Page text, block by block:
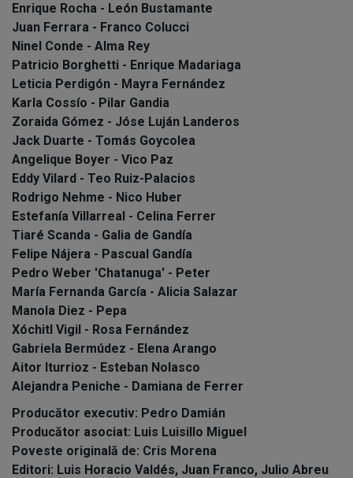
Enrique Rocha - León Bustamante
Juan Ferrara - Franco Colucci
Ninel Conde - Alma Rey
Patricio Borghetti - Enrique Madariaga
Leticia Perdigón - Mayra Fernández
Karla Cossío - Pilar Gandia
Zoraida Gómez - Jóse Luján Landeros
Jack Duarte - Tomás Goycolea
Angelique Boyer - Vico Paz
Eddy Vilard - Teo Ruiz-Palacios
Rodrigo Nehme - Nico Huber
Estefanía Villarreal - Celina Ferrer
Tiaré Scanda - Galia de Gandía
Felipe Nájera - Pascual Gandía
Pedro Weber 'Chatanuga' - Peter
María Fernanda García - Alicia Salazar
Manola Diez - Pepa
Xóchitl Vigil - Rosa Fernández
Gabriela Bermúdez - Elena Arango
Aitor Iturrioz - Esteban Nolasco
Alejandra Peniche - Damiana de Ferrer
Producător executiv: Pedro Damián
Producător asociat: Luis Luisillo Miguel
Poveste originală de: Cris Morena
Editori: Luis Horacio Valdés, Juan Franco, Julio Abreu